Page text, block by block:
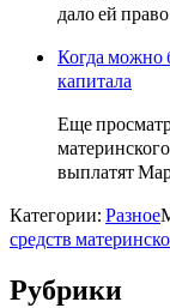
дало ей
Когда можно
капитала
Еще
выплатят
Категории: Разное
средств
Рубрики